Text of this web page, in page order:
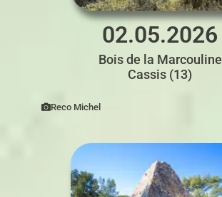
02.05.2026
Bois de la Marcouline
Cassis (13)
Reco Michel